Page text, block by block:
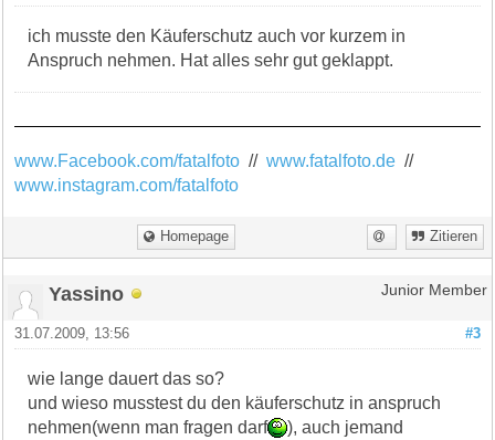
ich musste den Käuferschutz auch vor kurzem in
Anspruch nehmen. Hat alles sehr gut geklappt.
www.Facebook.com/fatalfoto //www.fatalfoto.de //
www.instagram.com/fatalfoto
Homepage Zitieren
Yassino Junior Member
#3
31.07.2009, 13:56
wie lange dauert das so?
und wieso musstest du den käuferschutz in anspruch
nehmen(wenn man fragen darf
), auch jemand